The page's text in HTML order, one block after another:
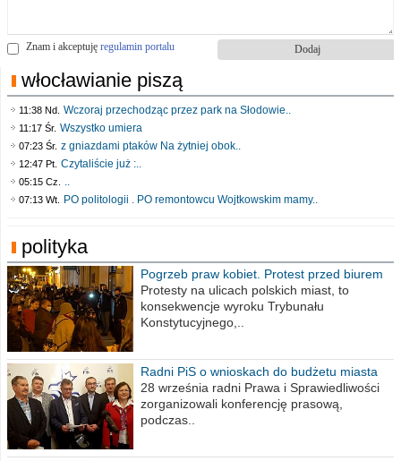
Znam i akceptuję regulamin portalu
włocławianie piszą
11:38 Nd. Wczoraj przechodząc przez park na Słodowie..
11:17 Śr. Wszystko umiera
07:23 Śr. z gniazdami ptaków Na żytniej obok..
12:47 Pt. Czytaliście już :..
05:15 Cz. ..
07:13 Wt. PO politologii . PO remontowcu Wojtkowskim mamy..
polityka
Pogrzeb praw kobiet. Protest przed biurem
poselskim PiS
Protesty na ulicach polskich miast, to
konsekwencje wyroku Trybunału
Konstytucyjnego,..
Radni PiS o wnioskach do budżetu miasta
na 2021 rok
28 września radni Prawa i Sprawiedliwości
zorganizowali konferencję prasową,
podczas..